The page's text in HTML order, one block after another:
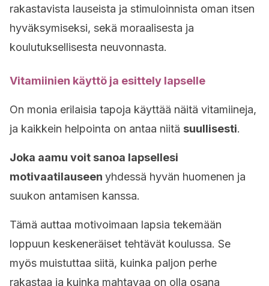
rakastavista lauseista ja stimuloinnista oman itsen
hyväksymiseksi, sekä moraalisesta ja
koulutuksellisesta neuvonnasta.
Vitamiinien käyttö ja esittely lapselle
On monia erilaisia tapoja käyttää näitä vitamiineja,
ja kaikkein helpointa on antaa niitä suullisesti.
Joka aamu voit sanoa lapsellesi
motivaatilauseen yhdessä hyvän huomenen ja
suukon antamisen kanssa.
Tämä auttaa motivoimaan lapsia tekemään
loppuun keskeneräiset tehtävät koulussa. Se
myös muistuttaa siitä, kuinka paljon perhe
rakastaa ja kuinka mahtavaa on olla osana